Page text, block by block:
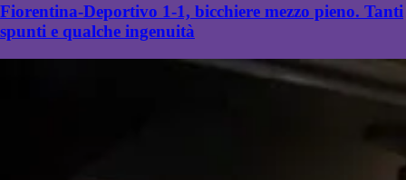
Fiorentina-Deportivo 1-1, bicchiere mezzo pieno. Tanti
spunti e qualche ingenuità